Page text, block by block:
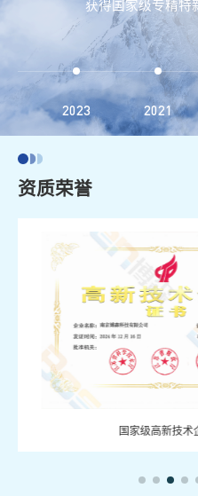
获得国家级专精特
2023 2021
资质荣誉
国家级高新技术